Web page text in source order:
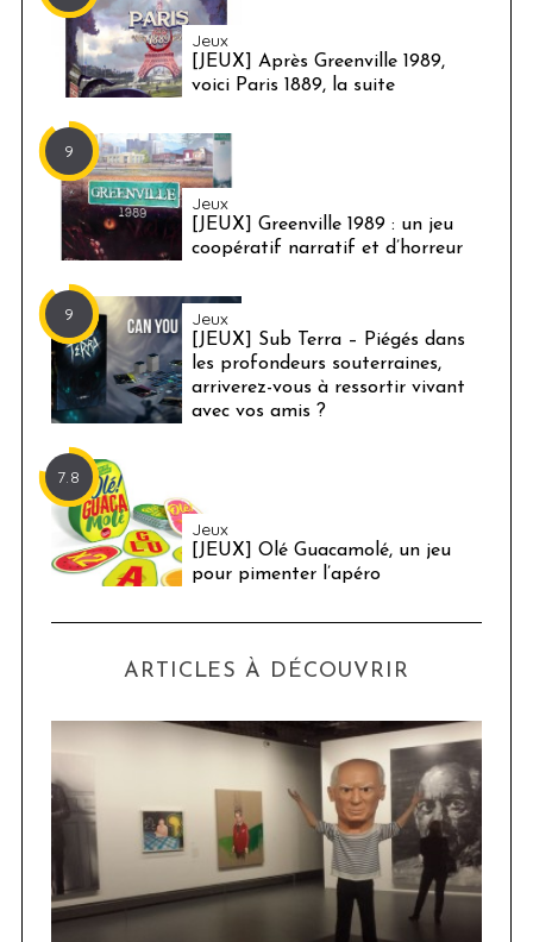
Jeux
[JEUX] Après Greenville 1989,
voici Paris 1889, la suite
9
Jeux
[JEUX] Greenville 1989 : un jeu
coopératif narratif et d’horreur
9 Jeux
[JEUX] Sub Terra – Piégés dans
les profondeurs souterraines,
arriverez-vous à ressortir vivant
avec vos amis ?
7.8
Jeux
[JEUX] Olé Guacamolé, un jeu
pour pimenter l’apéro
ARTICLES À DÉCOUVRIR